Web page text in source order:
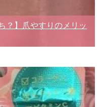
？】爪やすりのメリッ